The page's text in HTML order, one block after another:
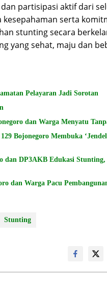
partisipasi aktif dari
serta
stunting secara
yang sehat, maju dan
Pelayaran Jadi Sorotan
dan Warga Menyatu
Bojonegoro Membuka
dan DP3AKB Edukasi Stunting,
dan Warga Pacu
Stunting